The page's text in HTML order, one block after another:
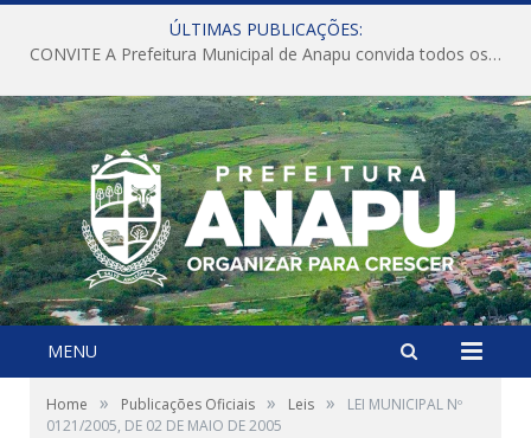
ÚLTIMAS PUBLICAÇÕES:
CONVITE A Prefeitura Municipal de Anapu convida todos os servidores públicos municipais para participarem da Audiência Pública de discussão da Lei de Diretrizes Orçamentárias (LDO), importante instrumento de planejamento das ações e investimentos da Administração Pública para o próximo exercício financeiro.
MENU
Home » Publicações Oficiais » Leis »
LEI MUNICIPAL Nº
0121/2005, DE 02 DE MAIO DE 2005